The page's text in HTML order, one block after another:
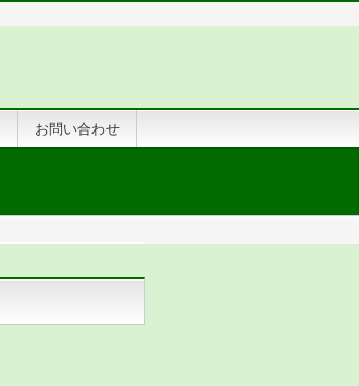
お問い合わせ